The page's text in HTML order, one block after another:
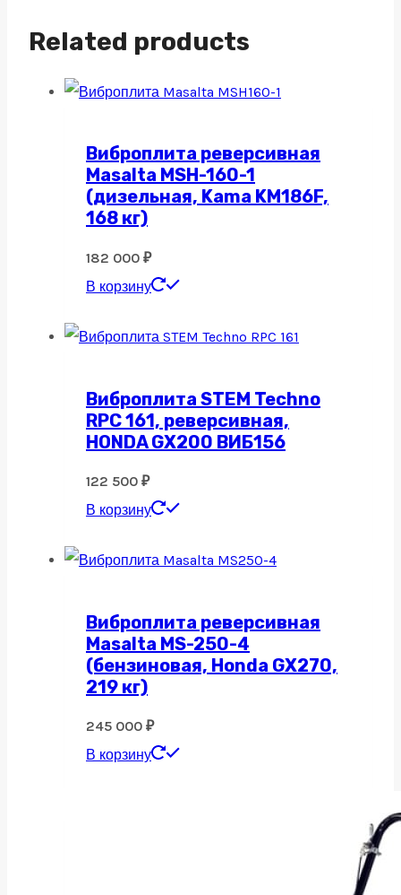
Related products
Виброплита реверсивная
Masalta MSH-160-1
(дизельная, Kama KM186F,
168 кг)
182 000 ₽
В корзину
Виброплита STEM Techno
RPC 161, реверсивная,
HONDA GX200 ВИБ156
122 500 ₽
В корзину
Виброплита реверсивная
Masalta MS-250-4
(бензиновая, Honda GX270,
219 кг)
245 000 ₽
В корзину